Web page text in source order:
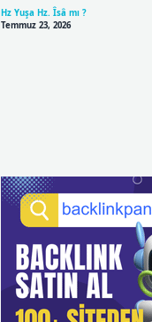
Hz Yuşa Hz. Îsâ mı ?
Temmuz 23, 2026